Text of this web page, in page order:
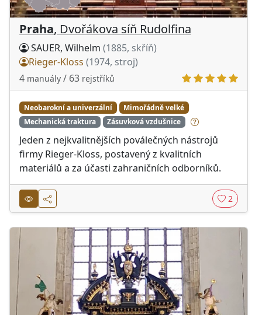
Praha, Dvořákova síň Rudolfina
SAUER, Wilhelm (1885, skříň)
Rieger-Kloss (1974, stroj)
4 manuály / 63 rejstříků
Neobarokní a univerzální
Mimořádně velké
Mechanická traktura
Zásuvková vzdušnice
Jeden z nejkvalitnějších poválečných nástrojů
firmy Rieger-Kloss, postavený z kvalitních
materiálů a za účasti zahraničních odborníků.
2